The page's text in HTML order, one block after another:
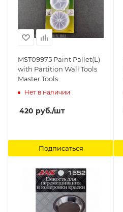
MST09975 Paint Pallet(L)
with Partition Wall Tools
Master Tools
Нет в наличии
420 руб./шт
Подписаться